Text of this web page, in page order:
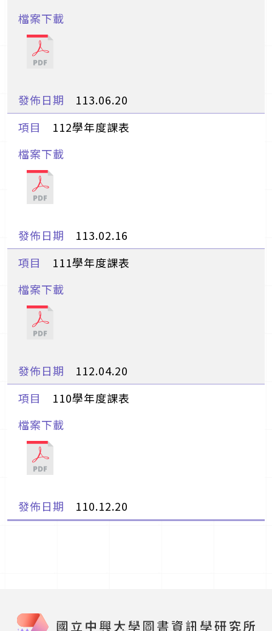
113.06.20
112學年度課表
113.02.16
111學年度課表
112.04.20
110學年度課表
110.12.20